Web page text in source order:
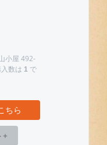
小屋 492-
数は 1 で
ちら
+